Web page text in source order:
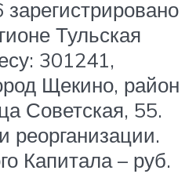
Тульская
301241,
Щекино, район
Советская, 55.
реорганизации.
Капитала – руб.